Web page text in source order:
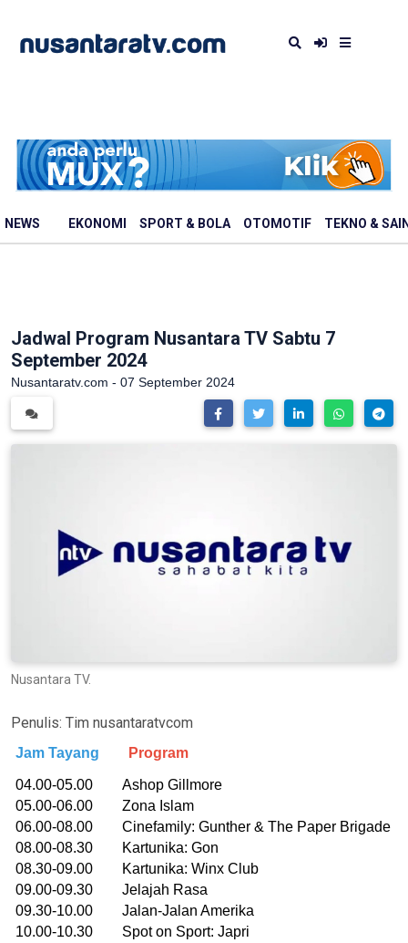
NEWS EKONOMI SPORT & BOLA OTOMOTIF TEKNO &
Jadwal Program Nusantara TV Sabtu 7
September 2024
Nusantaratv.com - 07 September 2024
Nusantara TV.
Penulis: Tim nusantaratvcom
Jam Tayang Program
04.00-05.00 Ashop Gillmore
05.00-06.00 Zona Islam
06.00-08.00 Cinefamily: Gunther & The Paper Brigade
08.00-08.30 Kartunika: Gon
08.30-09.00 Kartunika: Winx Club
09.00-09.30 Jelajah Rasa
09.30-10.00 Jalan-Jalan Amerika
10.00-10.30 Spot on Sport: Japri